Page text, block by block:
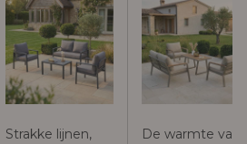
Strakke lijnen,
De warmte van